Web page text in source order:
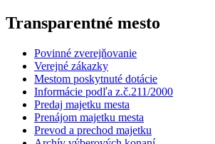
Transparentné mesto
Povinné zverejňovanie
Verejné zákazky
Mestom poskytnuté dotácie
Informácie podľa z.č.211/2000
Predaj majetku mesta
Prenájom majetku mesta
Prevod a prechod majetku